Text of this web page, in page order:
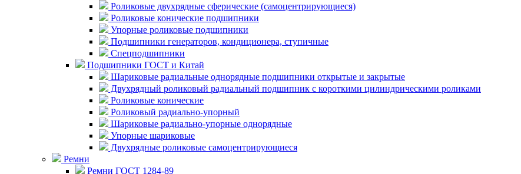
Роликовые двухрядные сферические (самоцентрирующиеся)
Роликовые конические подшипники
Упорные роликовые подшипники
Подшипники генераторов, кондиционера, ступичные
Спецподшипники
Подшипники ГОСТ и Китай
Шариковые радиальные однорядные подшипники открытые и закрытые
Двухрядный роликовый радиальный подшипник с короткими цилиндрическими роликами
Роликовые конические
Роликовый радиально-упорный
Шариковые радиально-упорные однорядные
Упорные шариковые
Двухрядные роликовые самоцентрирующиеся
Ремни
Ремни ГОСТ 1284-89